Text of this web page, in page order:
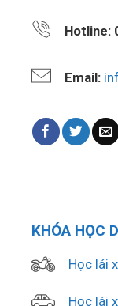
Hotline:
Email:
KHÓA HỌC
Học lái
Học lái